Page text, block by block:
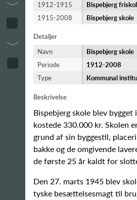
1912-1915
Bispebjerg
1915-2008
Bispebjerg skole
Detaljer
Navn
Bispebjerg skole
Periode
1912-​2008
Type
Kommunal
Beskrivelse
Bispebjerg skole blev
kostede 330.000 kr. Skolen
grund af sin byggestil,
bakke og de omgivende
de første 25 år kaldt for
Den 27. marts 1945 blev
tyske besættelsesmagt til